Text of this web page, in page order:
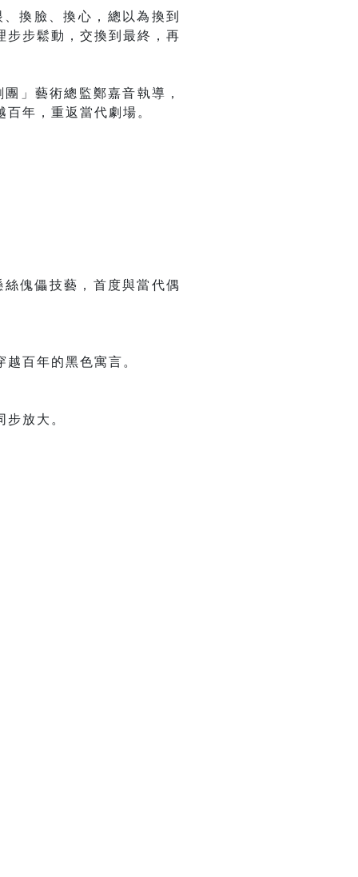
換臉、換心，總以為換到
步步鬆動，交換到最終，再
」藝術總監鄭嘉音執導，
年，重返當代劇場。
傀儡技藝，首度與當代偶
百年的黑色寓言。
放大。